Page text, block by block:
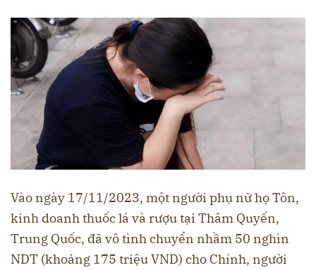
Vào ngày 17/11/2023, một người phụ nữ họ Tôn,
kinh doanh thuốc lá và rượu tại Thâm Quyến,
Trung Quốc, đã vô tình chuyển nhầm 50 nghìn
NDT (khoảng 175 triệu VND) cho Chính, người